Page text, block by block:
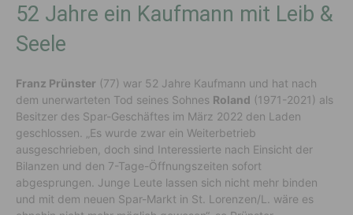
52 Jahre ein Kaufmann mit Leib &
Seele
Franz Prünster (77) war 52 Jahre Kaufmann und hat nach
dem unerwarteten Tod seines Sohnes Roland (1971-2021) als
Besitzer des Spar-Geschäftes im März 2022 den Laden
geschlossen. „Es wurde zwar ein Weiterbetrieb
ausgeschrieben, doch sind Interessierte nach Einsicht der
Bilanzen und den 7-Tage-Öffnungszeiten sofort
abgesprungen. Junge Leute lassen sich nicht mehr binden
und mit dem neuen Spar-Markt in St. Lorenzen/L. wäre es